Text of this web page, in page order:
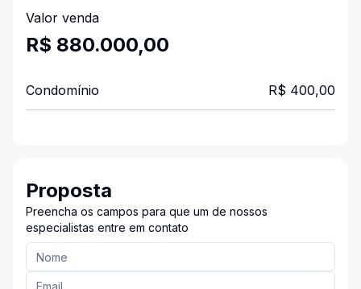
Valor venda
R$ 880.000,00
Condomínio R$ 400,00
Proposta
Preencha os campos para que um de nossos
especialistas entre em contato